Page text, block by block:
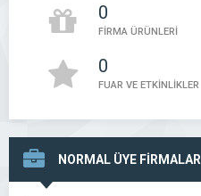
0
FİRMA ÜRÜNLERİ
0
FUAR VE ETKİNLİKLER
NORMAL ÜYE FİRMALAR